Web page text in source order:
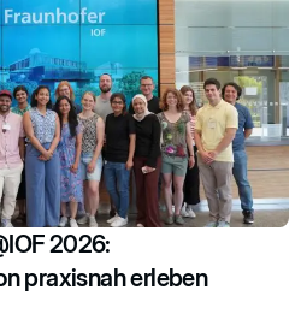
2026:
praxisnah erleben